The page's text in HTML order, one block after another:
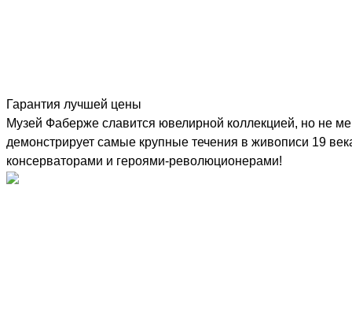
Гарантия лучшей цены
Музей Фаберже славится ювелирной коллекцией, но не
демонстрирует самые крупные течения в живописи 19
консерваторами и героями-революционерами!